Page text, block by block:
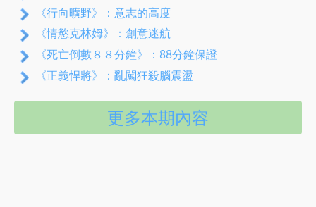
《行向曠野》：意志的高度
《情慾克林姆》：創意迷航
《死亡倒數８８分鐘》：88分鐘保證
《正義悍將》：亂闖狂殺腦震盪
更多本期內容